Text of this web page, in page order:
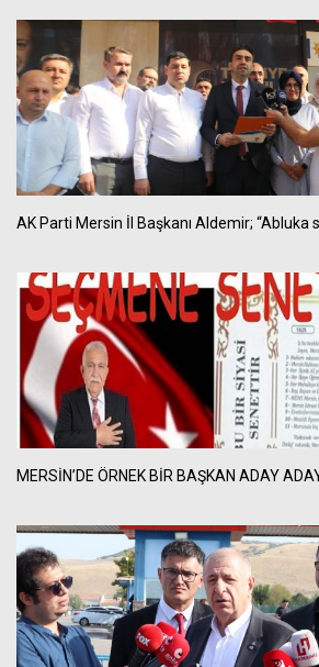
AK Parti Mersin İl Başkanı Aldemir; “Abluka
MERSİN’DE ÖRNEK BİR BAŞKAN ADAY